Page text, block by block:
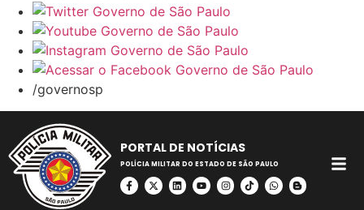
/governosp
PORTAL DE NOTÍCIAS
POLÍCIA MILITAR DO ESTADO DE SÃO PAULO